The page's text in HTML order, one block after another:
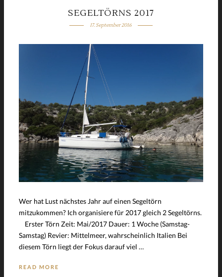
SEGELTÖRNS 2017
17. September 2016
Wer hat Lust nächstes Jahr auf einen Segeltörn
mitzukommen? Ich organisiere für 2017 gleich 2 Segeltörns.
Erster Törn Zeit: Mai/2017 Dauer: 1 Woche (Samstag-
Samstag) Revier: Mittelmeer, wahrscheinlich Italien Bei
diesem Törn liegt der Fokus darauf viel …
READ MORE